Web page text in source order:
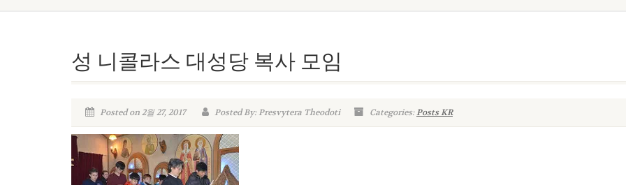
성 니콜라스 대성당 복사 모임
Posted on 2월 27, 2017 Posted By: Presvytera Theodoti Categories:Posts KR